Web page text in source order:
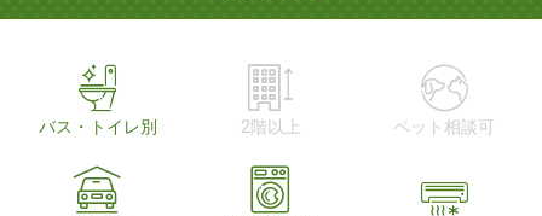
バス・トイレ別 2階以上 ペット相談可